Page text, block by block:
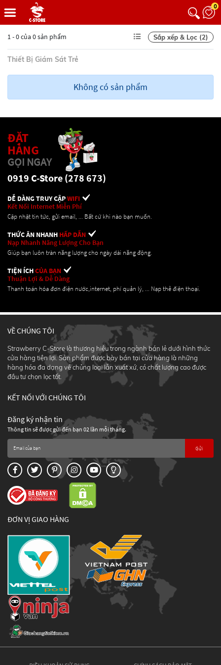
0
1 - 0 của 0 sản phẩm Sắp xếp & Lọc (2)
Thiết Bị Giám Sát Trẻ
Không có sản phẩm
ĐẶT
HÀNG
GỌI NGAY
0919 C-Store (278 673)
DỄ DÀNG TRUY CẬPWIFI
Kết Nối Internet Miễn Phí
Cập nhật tin tức, gửi email, ... Bất cứ khi nào bạn muốn.
THỨC ĂN NHANH HẤP DẪN
Nạp Nhanh Năng Lượng Cho Bạn
Giúp bạn luôn tràn năng lượng cho ngày dài năng động.
TIỆN ÍCHCỦA BẠN
Thuận Lợi & Dễ Dàng
Thanh toán hóa đơn điện nước,internet, phí quản lý, ... Nạp thẻ điện thoại.
VỀ CHÚNG TÔI
Strawberry C-Store là thương hiệu trong ngành bán lẻ dưới hình thức
cửa hàng tiện lợi. Sản phẩm được bày bán tại cửa hàng là những
hàng hóa đa dạng về chủng loại lẫn xuất xứ, có chất lượng cao được
đầu tư chọn lọc tốt.
KẾT NỐI VỚI CHÚNG TÔI
Đăng ký nhận tin
Thông tin sẽ được gửi đến bạn 02 lần mỗi tháng.
Gửi
ĐƠN VỊ GIAO HÀNG